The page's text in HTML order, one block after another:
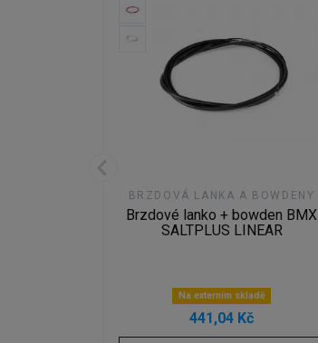
BRZDOVÁ LANKA A BOWDENY
Brzdové lanko + bowden BMX
SALTPLUS LINEAR
Na externím skladě
441,04 Kč